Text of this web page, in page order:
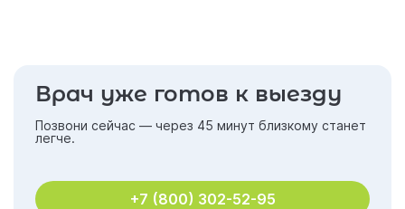
Важные вопросы и ответы по наркологии
Врач уже готов к выезду
Позвони сейчас — через 45 минут близкому станет
легче.
+7 (800) 302-52-95